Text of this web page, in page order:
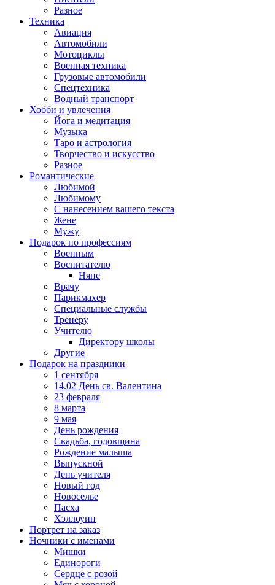
Разное
Техника
Авиация
Автомобили
Мотоциклы
Военная техника
Грузовые автомобили
Спецтехника
Водный транспорт
Хобби и увлечения
Йога и медитация
Музыка
Таро и астрология
Творчество и искусство
Разное
Романтические
Любимой
Любимому
С нанесением вашего текста
Жене
Мужу
Подарок по профессиям
Военным
Воспитателю
Няне
Врачу
Парикмахер
Специальные службы
Тренеру
Учителю
Директору школы
Другие
Подарок на праздники
1 сентября
14.02 День св. Валентина
23 февраля
8 марта
9 мая
День рождения
Свадьба, годовщина
Рождение малыша
Выпускной
День учителя
Новый год
Новоселье
Пасха
Хэллоуин
Портрет на заказ
Ночники с именами
Мишки
Единороги
Сердце с розой